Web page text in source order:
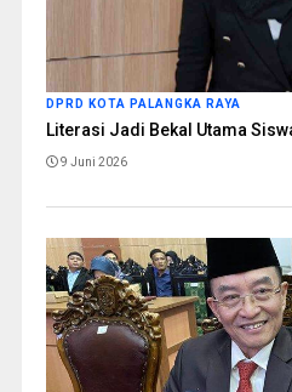
DPRD KOTA PALANGKA RAYA
Literasi Jadi Bekal Utama
9 Juni 2026